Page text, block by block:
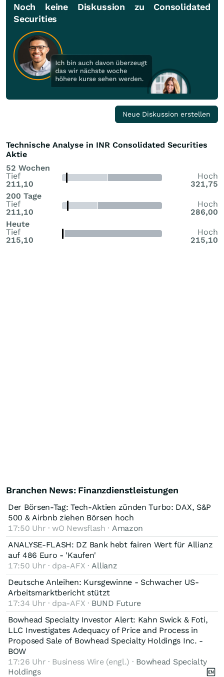
Noch keine Diskussion zu Consolidated
Securities
Neue Diskussion erstellen
Technische Analyse in INR Consolidated Securities
Aktie
52 Wochen
Tief
211,10
Hoch
321,75
200 Tage
Tief
211,10
Hoch
286,00
Heute
Tief
215,10
Hoch
215,10
Branchen News: Finanzdienstleistungen
Der Börsen-Tag: Tech-Aktien zünden Turbo: DAX, S&P
500 & Airbnb ziehen Börsen hoch
17:50 Uhr · wO Newsflash · Amazon
ANALYSE-FLASH: DZ Bank hebt fairen Wert für Allianz
auf 486 Euro - 'Kaufen'
17:50 Uhr · dpa-AFX · Allianz
Deutsche Anleihen: Kursgewinne - Schwacher US-
Arbeitsmarktbericht stützt
17:34 Uhr · dpa-AFX · BUND Future
Bowhead Specialty Investor Alert: Kahn Swick & Foti,
LLC Investigates Adequacy of Price and Process in
Proposed Sale of Bowhead Specialty Holdings Inc. -
BOW
17:26 Uhr · Business Wire (engl.) · Bowhead Specialty
Holdings